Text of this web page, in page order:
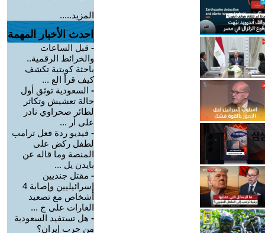
المزيد.....
احدث الأخبار المهمة
- قبل الساعات
والخرائط الرقمية..
باحثة كويتية تكشف
كيف قرأ الع ...
- السعودية توثق أول
حالة تعشيش وتكاثر
لطائر صحراوي نادر
على أر ...
- فيديو ردة فعل ترامب
لطفل ركض على
المنصة وما قاله عن
بايدن يل ...
- مقتل جنديين
إسرائيليين وإصابة 4
أشخاص مع تصعيد
الغارات على ج ...
- هل تستفيد السعودية
من حرب إيران؟